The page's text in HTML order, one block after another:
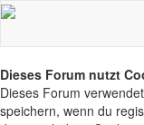
Dieses Forum nutzt
Dieses Forum
speichern, wenn du